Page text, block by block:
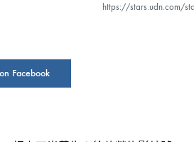
https://stars.udn.com/
Facebook